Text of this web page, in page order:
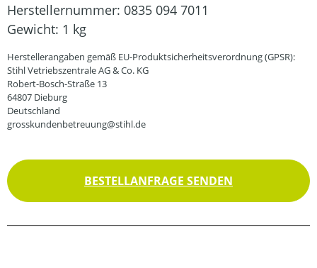
Herstellernummer: 0835 094 7011
Gewicht: 1 kg
Herstellerangaben gemäß EU-Produktsicherheitsverordnung (GPSR):
Stihl Vetriebszentrale AG & Co. KG
Robert-Bosch-Straße 13
64807 Dieburg
Deutschland
grosskundenbetreuung@stihl.de
BESTELLANFRAGE SENDEN